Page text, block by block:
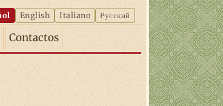
English Italiano Русский
Contactos